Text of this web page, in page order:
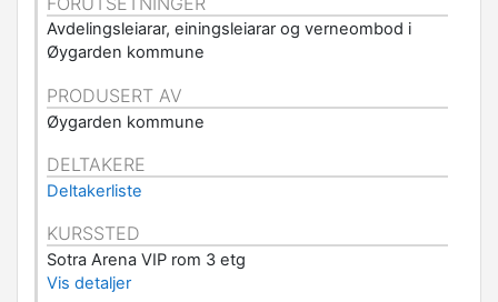
Avdelingsleiarar, einingsleiarar og verneombod i
Øygarden kommune
PRODUSERT AV
Øygarden kommune
DELTAKERE
Deltakerliste
KURSSTED
Sotra Arena VIP rom 3 etg
Vis detaljer